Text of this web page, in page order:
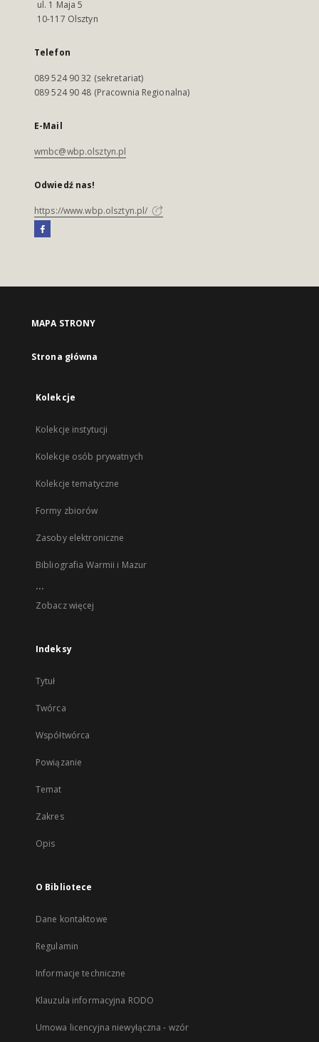
ul. 1 Maja 5
10-117 Olsztyn
Telefon
089 524 90 32 (sekretariat)
089 524 90 48 (Pracownia Regionalna)
E-Mail
wmbc@wbp.olsztyn.pl
Odwiedź nas!
https://www.wbp.olsztyn.pl/
MAPA STRONY
Strona główna
Kolekcje
Kolekcje instytucji
Kolekcje osób prywatnych
Kolekcje tematyczne
Formy zbiorów
Zasoby elektroniczne
Bibliografia Warmii i Mazur
...
Zobacz więcej
Indeksy
Tytuł
Twórca
Współtwórca
Powiązanie
Temat
Zakres
Opis
O Bibliotece
Dane kontaktowe
Regulamin
Informacje techniczne
Klauzula informacyjna RODO
Umowa licencyjna niewyłączna - wzór